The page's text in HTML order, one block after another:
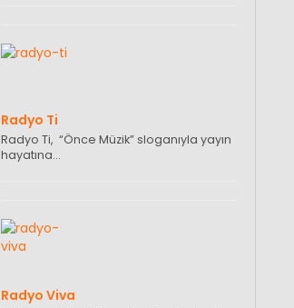
Radyo Ti
Radyo Ti, “Önce Müzik” sloganıyla yayın
hayatına…
Radyo Viva